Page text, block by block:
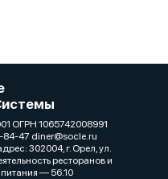
ОГРН 1065742008991
84-47 diner@socle.ru
302004, г. Орел, ул.
ресторанов и
питания — 56.10